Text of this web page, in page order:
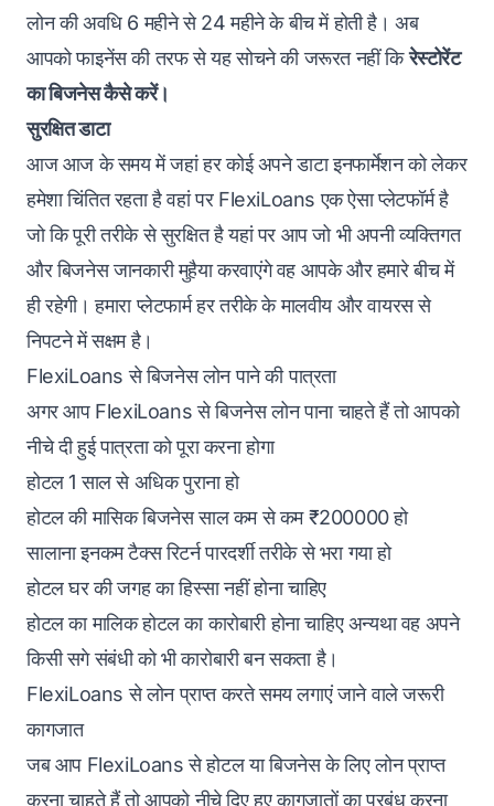
लोन की अवधि 6 महीने से 24 महीने के बीच में होती है। अब
आपको फाइनेंस की तरफ से यह सोचने की जरूरत नहीं किरेस्टोरेंट
का बिजनेस कैसे करें।
सुरक्षित डाटा
आज आज के समय में जहां हर कोई अपने डाटा इनफार्मेशन को लेकर
हमेशा चिंतित रहता है वहां पर FlexiLoans एक ऐसा प्लेटफॉर्म है
जो कि पूरी तरीके से सुरक्षित है यहां पर आप जो भी अपनी व्यक्तिगत
और बिजनेस जानकारी मुहैया करवाएंगे वह आपके और हमारे बीच में
ही रहेगी। हमारा प्लेटफार्म हर तरीके के मालवीय और वायरस से
निपटने में सक्षम है।
FlexiLoans से बिजनेस लोन पाने की पात्रता
अगर आप FlexiLoans से बिजनेस लोन पाना चाहते हैं तो आपको
नीचे दी हुई पात्रता को पूरा करना होगा
होटल 1 साल से अधिक पुराना हो
होटल की मासिक बिजनेस साल कम से कम ₹200000 हो
सालाना इनकम टैक्स रिटर्न पारदर्शी तरीके से भरा गया हो
होटल घर की जगह का हिस्सा नहीं होना चाहिए
होटल का मालिक होटल का कारोबारी होना चाहिए अन्यथा वह अपने
किसी सगे संबंधी को भी कारोबारी बन सकता है।
FlexiLoans से लोन प्राप्त करते समय लगाएं जाने वाले जरूरी
कागजात
जब आप FlexiLoans से होटल या बिजनेस के लिए लोन प्राप्त
करना चाहते हैं तो आपको नीचे दिए हुए कागजातों का प्रबंध करना